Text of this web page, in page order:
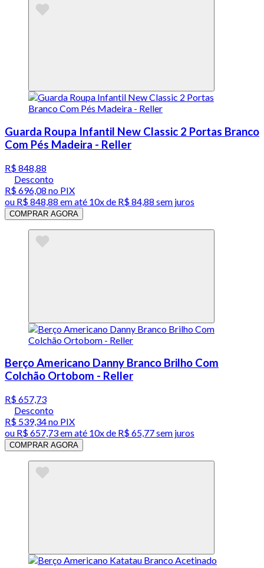
Guarda Roupa Infantil New Classic 2 Portas Branco
Com Pés Madeira - Reller
R$ 848,88
Desconto
R$ 696,08 no PIX
ou R$ 848,88 em até 10x de R$ 84,88 sem juros
COMPRAR AGORA
Berço Americano Danny Branco Brilho Com
Colchão Ortobom - Reller
R$ 657,73
Desconto
R$ 539,34no PIX
ou R$ 657,73em até 10x de R$ 65,77 sem juros
COMPRAR AGORA